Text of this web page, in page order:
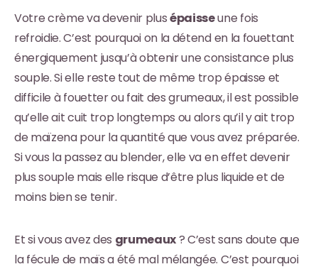
Votre crème va devenir plusépaisseune fois
refroidie. C’est pourquoi on la détend en la fouettant
énergiquement jusqu’à obtenir une consistance plus
souple. Si elle reste tout de même trop épaisse et
difficile à fouetter ou fait des grumeaux, il est possible
qu’elle ait cuit trop longtemps ou alors qu’il y ait trop
de maïzena pour la quantité que vous avez préparée.
Si vous la passez au blender, elle va en effet devenir
plus souple mais elle risque d’être plus liquide et de
moins bien se tenir.
Et si vous avez des grumeaux? C’est sans doute que
la fécule de maïs a été mal mélangée. C’est pourquoi